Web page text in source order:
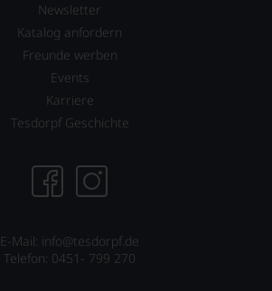
Newsletter
Katalog anfordern
Freunde werben
Events
Karriere
Tesdorpf Geschichte
E-Mail: info@tesdorpf.de
Telefon: 0451- 799 270